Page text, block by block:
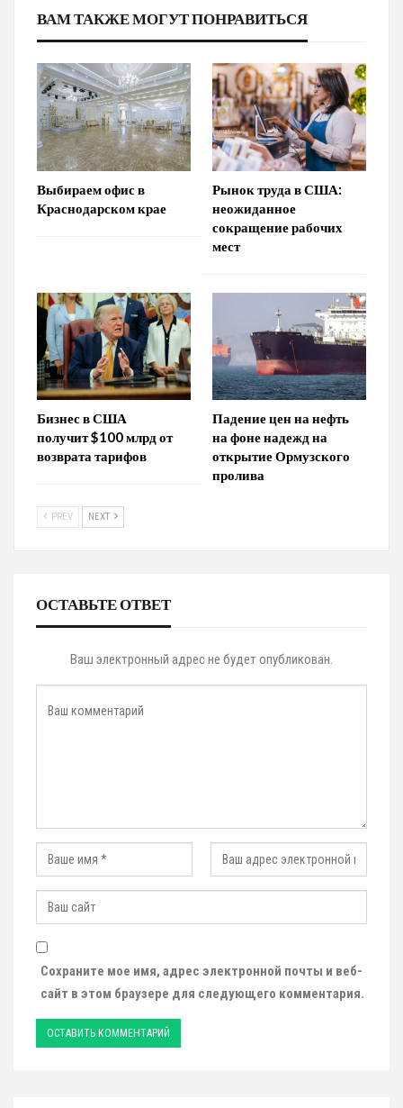
ВАМ ТАКЖЕ МОГУТ ПОНРАВИТЬСЯ
Выбираем офис в
Краснодарском крае
Рынок труда в США:
неожиданное
сокращение рабочих
мест
Бизнес в США
получит $100 млрд от
возврата тарифов
Падение цен на нефть
на фоне надежд на
открытие Ормузского
пролива
PREV NEXT
ОСТАВЬТЕ ОТВЕТ
Ваш электронный адрес не будет опубликован.
Сохраните мое имя, адрес электронной почты и веб-
сайт в этом браузере для следующего комментария.